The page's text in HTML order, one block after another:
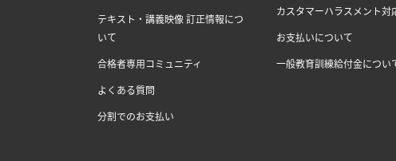
テキスト・講義映像 訂正情報につ
いて
合格者専用コミュニティ
よくある質問
分割でのお支払い
カスタマーハラスメント対
お支払いについて
一般教育訓練給付金につい